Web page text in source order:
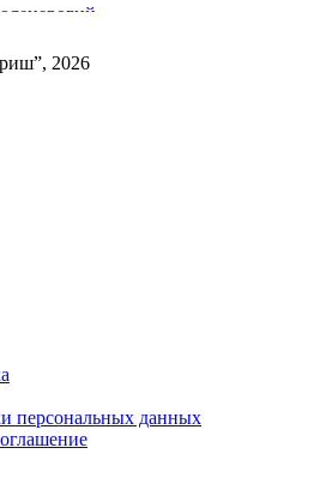
(Витлуф)
2026
персональных данных